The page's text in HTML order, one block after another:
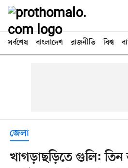
সর্বশেষ বাংলাদেশ রাজনীতি বিশ্ব
জেলা
খাগড়াছড়িতে গুলি: